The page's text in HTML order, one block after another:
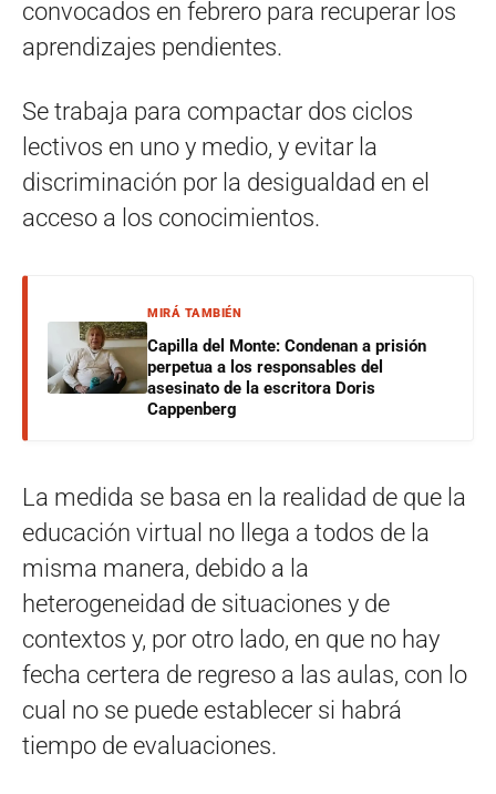
convocados en febrero para recuperar los
aprendizajes pendientes.
Se trabaja para compactar dos ciclos
lectivos en uno y medio, y evitar la
discriminación por la desigualdad en el
acceso a los conocimientos.
MIRÁ TAMBIÉN
Capilla del Monte: Condenan a prisión
perpetua a los responsables del
asesinato de la escritora Doris
Cappenberg
La medida se basa en la realidad de que la
educación virtual no llega a todos de la
misma manera, debido a la
heterogeneidad de situaciones y de
contextos y, por otro lado, en que no hay
fecha certera de regreso a las aulas, con lo
cual no se puede establecer si habrá
tiempo de evaluaciones.